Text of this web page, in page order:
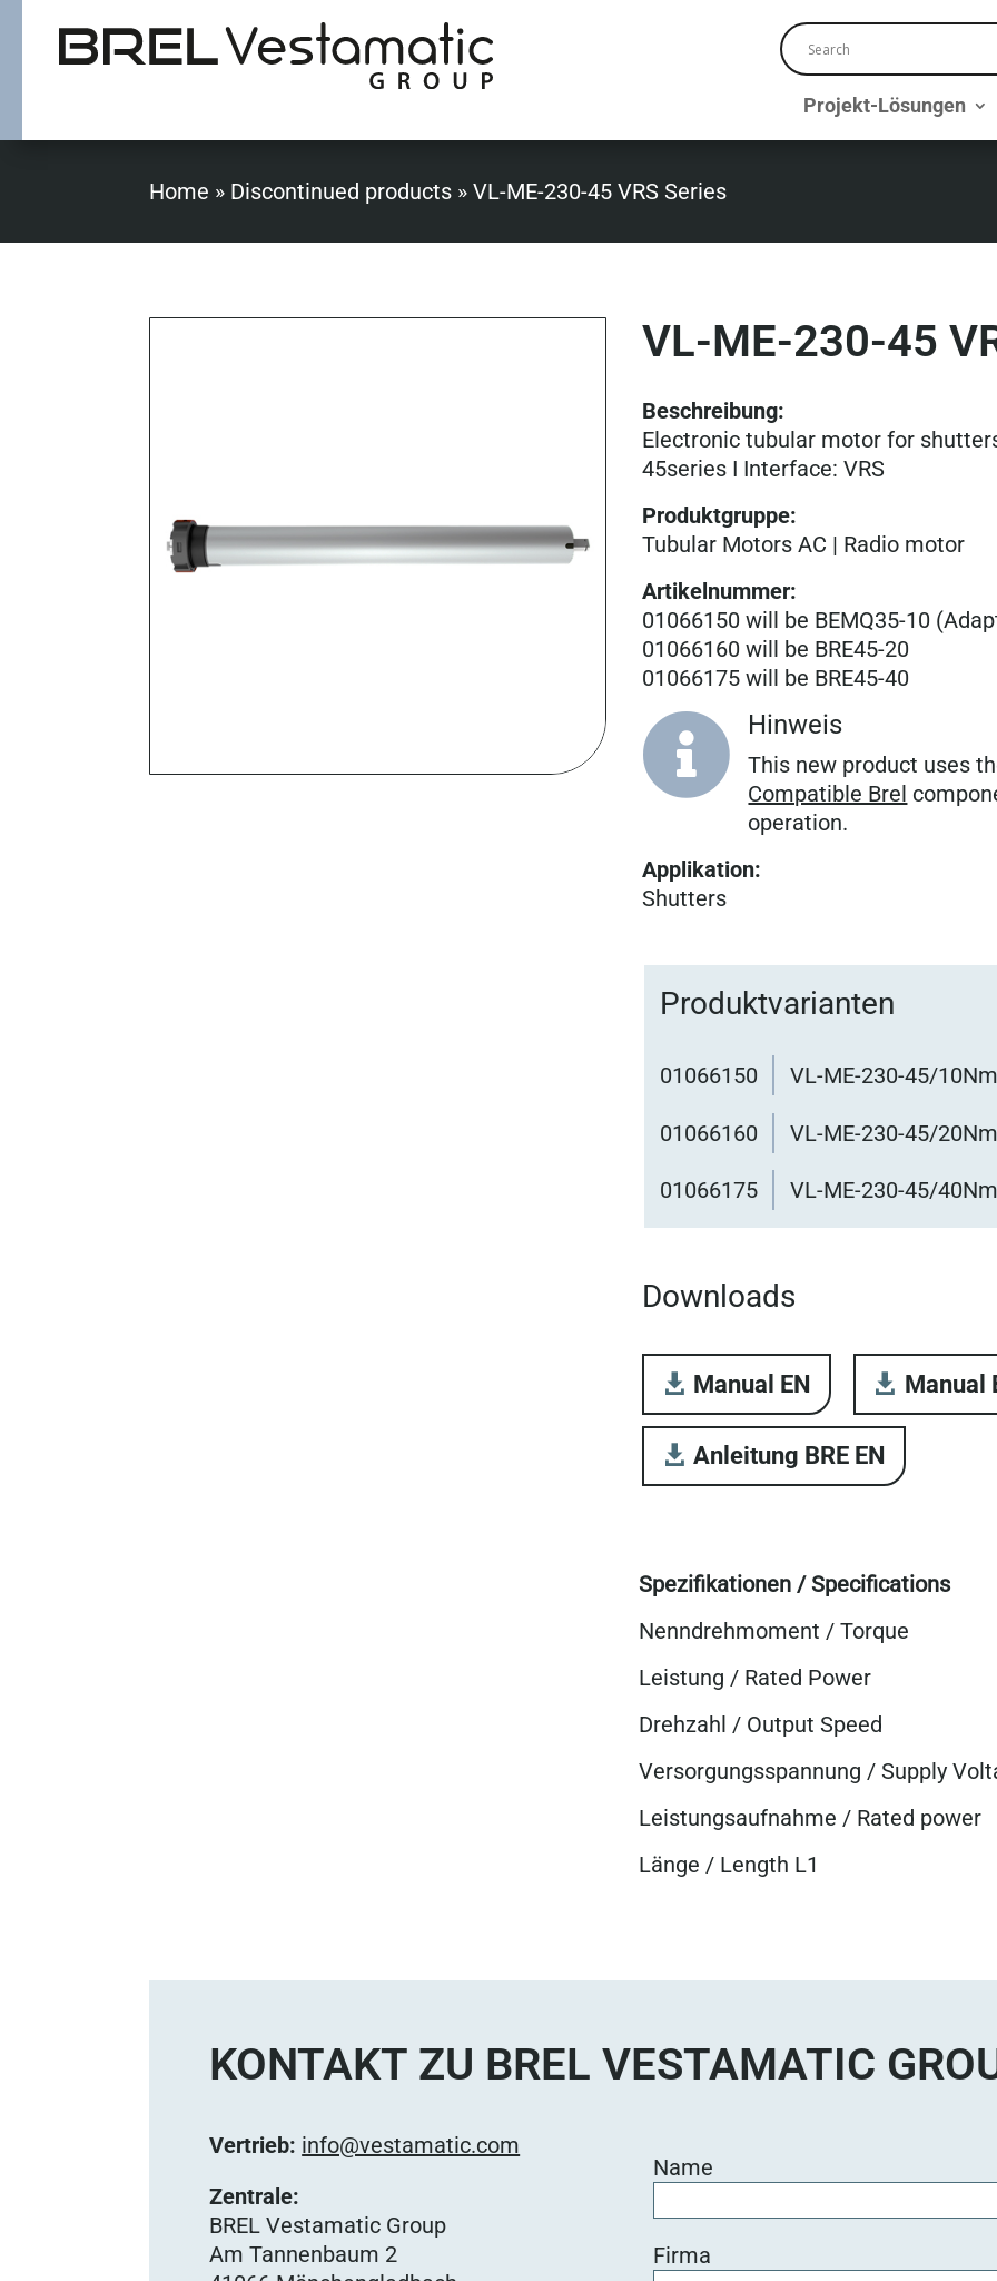
Projekt-Lösungen
Home » Discontinued products »VL-ME-230-45 VRS Series
VL-ME-230-45
Beschreibung:
Electronic tubular motor for
45series I Interface: VRS
Produktgruppe:
Tubular Motors AC | Radio motor
Artikelnummer:
01066150 will be BEMQ35-10
01066160 will be BRE45-20
01066175 will be BRE45-40
 Hinweis
This new product uses
Compatible Brel
operation.
Applikation:
Shutters
Produktvarianten
01066150 VL-ME-230-45/
01066160 VL-ME-230-45/
01066175 VL-ME-230-45/
Downloads
Manual EN Manual
Anleitung BRE EN
Spezifikationen / Specifications
Nenndrehmoment / Torque
Leistung / Rated Power
Drehzahl / Output Speed
Versorgungsspannung / Supply
Leistungsaufnahme / Rated power
Länge / Length L1
KONTAKT ZU BREL VESTAMATIC
Vertrieb: info@vestamatic.com
Zentrale:
BREL Vestamatic Group
Am Tannenbaum 2
Name
Firma